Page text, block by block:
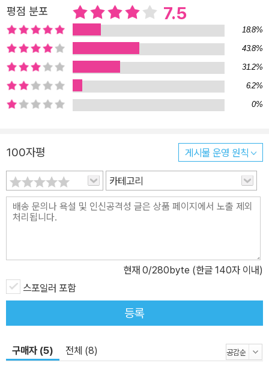
평점 분포 7.5
18.8%
43.8%
31.2%
6.2%
0%
100자평 게시물 운영 원칙
카테고리
현재 0/280byte (한글 140자 이내)
스포일러 포함
등록
구매자 (5) 전체 (8)